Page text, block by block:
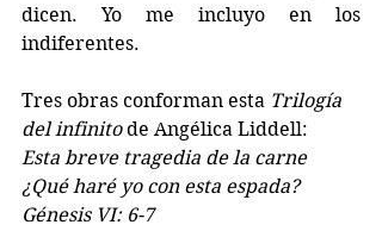
dicen. Yo me incluyo en los
indiferentes.
Tres obras conforman esta Trilogía
del infinito de Angélica Liddell:
Esta breve tragedia de la carne
¿Qué haré yo con esta espada?
Génesis VI: 6-7